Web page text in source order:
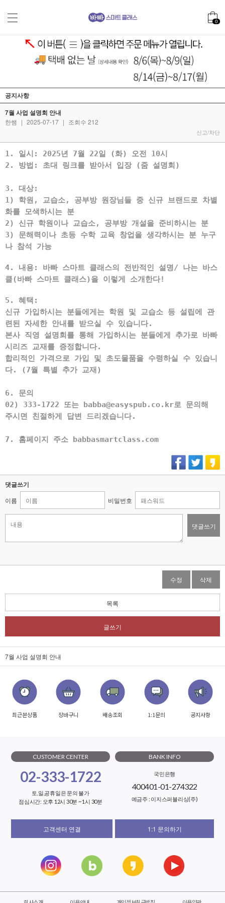
0
공지사항
7월 사업 설명회 안내
한쌤 | 2025-07-17 | 조회수 212
신고/차단
1. 일시: 2025년 7월 22일 (화) 오전 10시
2. 방법: 초대 링크를 받아서 입장 (줌 설명회)
3. 대상:
1) 학원, 교습소, 공부방 원장님들 중 신규 브랜드로 차별
화를 모색하시는 분
2) 신규 학원이나 교습소, 공부방 개설을 준비하시는 분
3) 문해력이나 초등 수학 교육 창업을 생각하시는 분 누구
나 참석 가능
4. 내용: 바빠 스마트 클래스의 전반적인 설명/ 나는 바스
클(바빠 스마트 클래스)을 이렇게 소개한다!
5. 혜택:
신규 가입하시는 분들에게는 학원 및 교습소 등 설립에 관
련된 자세한 안내를 받으실 수 있습니다.
본사 직영 설명회를 통해 가입하시는 분들에게 추가로 바빠
시리즈 교재를 증정합니다.
합리적인 가격으로 가입 및 초도물품을 수령하실 수 있습니
다. (7월 특별 추가 교재)
6. 문의
02) 333-1722 또는 babba@easyspub.co.kr로 문의해
주시면 친절하게 답변 드리겠습니다.
7. 홈페이지 주소 babbasmartclass.com
댓글쓰기
이름 비밀번호
댓글쓰기
수정 삭제
목록
글쓰기
7월 사업 설명회 안내
최근본상품 장바구니 배송조회 1:1문의 공지사항
CUSTOMER CENTER
02-333-1722
토,일,공휴일은 문의 불가
점심시간: 오후 12시 30분 ~ 1시 30분
BANK INFO
국민은행
400401-01-274322
예금주 : 이지스퍼블리싱(주)
고객센터 연결 1:1 문의하기